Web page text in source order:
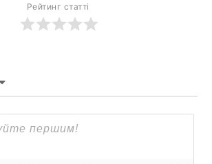
Рейтинг статті